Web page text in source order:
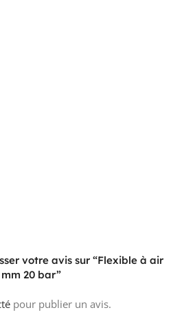
votre avis sur “Flexible à air
20 bar”
pour publier un avis.